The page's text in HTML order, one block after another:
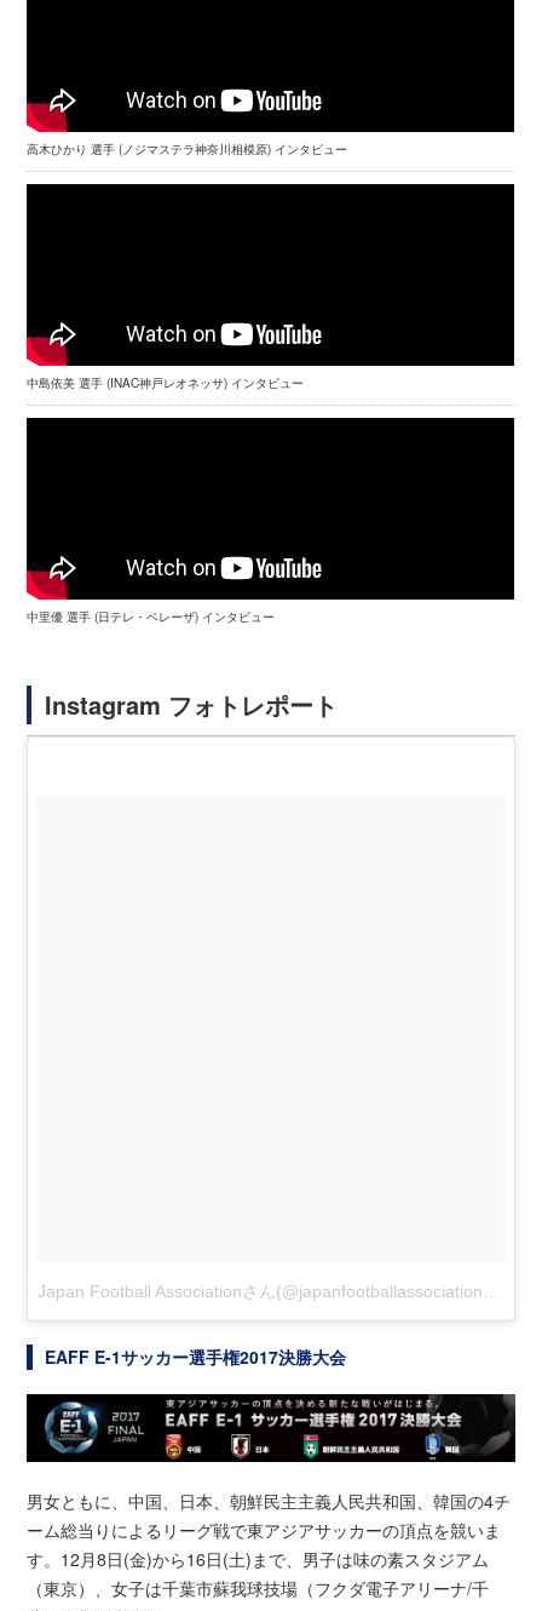
高木ひかり 選手 (ノジマステラ神奈川相模原) インタビュー
中島依美 選手 (INAC神戸レオネッサ) インタビュー
中里優 選手 (日テレ・ベレーザ) インタビュー
Instagram フォトレポート
EAFF E-1サッカー選手権2017決勝大会
男女ともに、中国、日本、朝鮮民主主義人民共和国、韓国の4チ
ーム総当りによるリーグ戦で東アジアサッカーの頂点を競いま
す。12月8日(金)から16日(土)まで、男子は味の素スタジアム
（東京）、女子は千葉市蘇我球技場（フクダ電子アリーナ/千